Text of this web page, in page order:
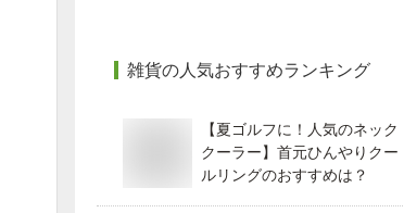
雑貨の人気おすすめランキング
【夏ゴルフに！人気のネック
クーラー】首元ひんやりクー
ルリングのおすすめは？